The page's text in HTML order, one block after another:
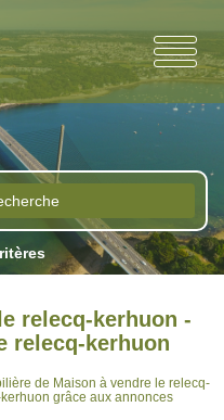
relecq-kerhuon -
relecq-kerhuon
de Maison à vendre le relecq-
grâce aux annonces